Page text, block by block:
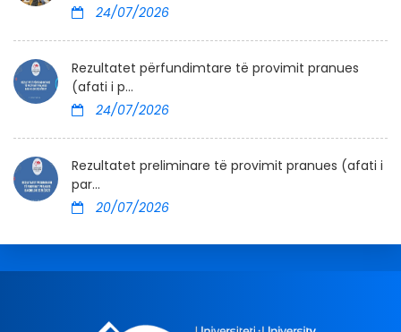
24/07/2026
Rezultatet përfundimtare të provimit pranues
(afati i p...
24/07/2026
Rezultatet preliminare të provimit pranues (afati i
par...
20/07/2026